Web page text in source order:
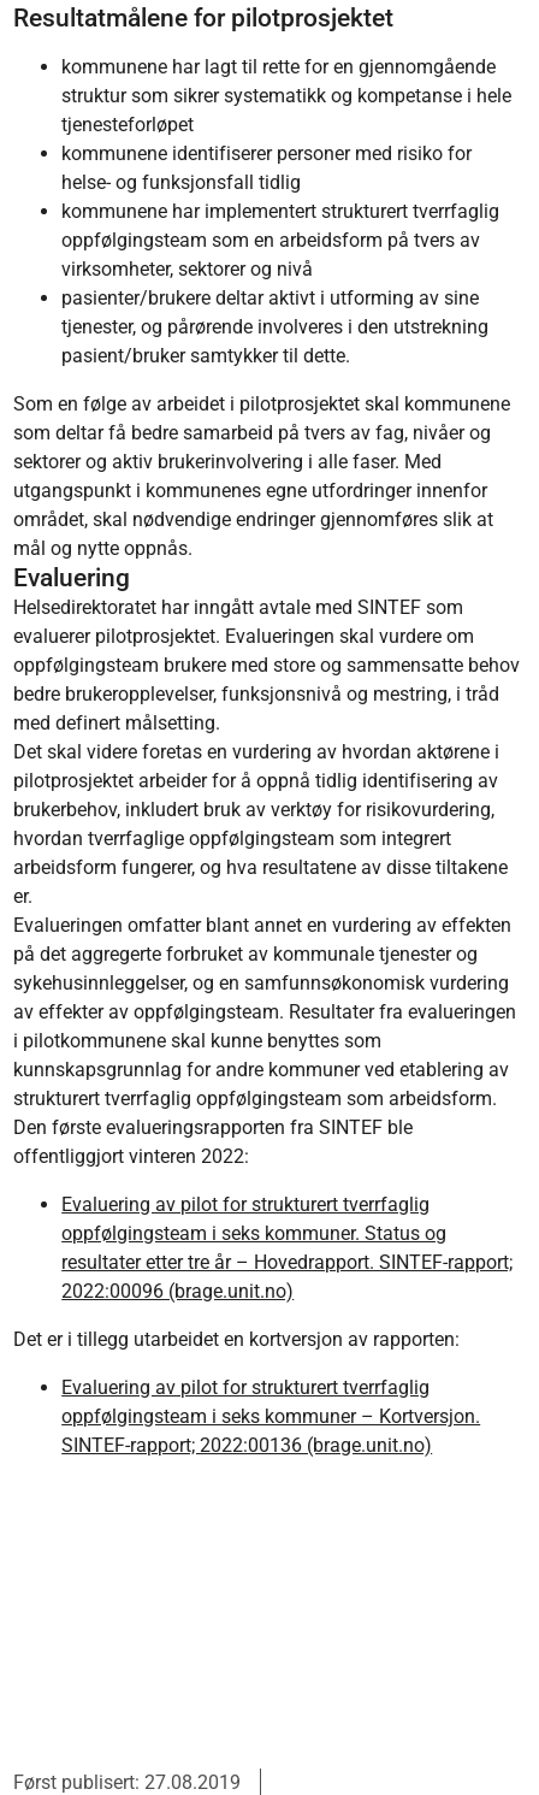
Resultatmålene for pilotprosjektet
kommunene har lagt til rette for en gjennomgående
struktur som sikrer systematikk og kompetanse i hele
tjenesteforløpet
kommunene identifiserer personer med risiko for
helse- og funksjonsfall tidlig
kommunene har implementert strukturert tverrfaglig
oppfølgingsteam som en arbeidsform på tvers av
virksomheter, sektorer og nivå
pasienter/brukere deltar aktivt i utforming av sine
tjenester, og pårørende involveres i den utstrekning
pasient/bruker samtykker til dette.
Som en følge av arbeidet i pilotprosjektet skal kommunene
som deltar få bedre samarbeid på tvers av fag, nivåer og
sektorer og aktiv brukerinvolvering i alle faser. Med
utgangspunkt i kommunenes egne utfordringer innenfor
området, skal nødvendige endringer gjennomføres slik at
mål og nytte oppnås.
Evaluering
Helsedirektoratet har inngått avtale med SINTEF som
evaluerer pilotprosjektet. Evalueringen skal vurdere om
oppfølgingsteam brukere med store og sammensatte behov
bedre brukeropplevelser, funksjonsnivå og mestring, i tråd
med definert målsetting.
Det skal videre foretas en vurdering av hvordan aktørene i
pilotprosjektet arbeider for å oppnå tidlig identifisering av
brukerbehov, inkludert bruk av verktøy for risikovurdering,
hvordan tverrfaglige oppfølgingsteam som integrert
arbeidsform fungerer, og hva resultatene av disse tiltakene
er.
Evalueringen omfatter blant annet en vurdering av effekten
på det aggregerte forbruket av kommunale tjenester og
sykehusinnleggelser, og en samfunnsøkonomisk vurdering
av effekter av oppfølgingsteam. Resultater fra evalueringen
i pilotkommunene skal kunne benyttes som
kunnskapsgrunnlag for andre kommuner ved etablering av
strukturert tverrfaglig oppfølgingsteam som arbeidsform.
Den første evalueringsrapporten fra SINTEF ble
offentliggjort vinteren 2022:
Evaluering av pilot for strukturert tverrfaglig
oppfølgingsteam i seks kommuner. Status og
resultater etter tre år – Hovedrapport. SINTEF-rapport;
2022:00096 (brage.unit.no)
Det er i tillegg utarbeidet en kortversjon av rapporten:
Evaluering av pilot for strukturert tverrfaglig
oppfølgingsteam i seks kommuner – Kortversjon.
SINTEF-rapport; 2022:00136 (brage.unit.no)
Først publisert: 27.08.2019